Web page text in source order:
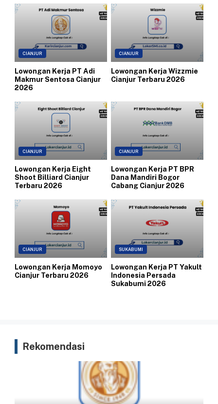
CIANJUR
Lowongan Kerja PT Adi
Makmur Sentosa Cianjur
2026
CIANJUR
Lowongan Kerja Wizzmie
Cianjur Terbaru 2026
CIANJUR
Lowongan Kerja Eight
Shoot Billiard Cianjur
Terbaru 2026
CIANJUR
Lowongan Kerja PT BPR
Dana Mandiri Bogor
Cabang Cianjur 2026
CIANJUR
Lowongan Kerja Momoyo
Cianjur Terbaru 2026
SUKABUMI
Lowongan Kerja PT Yakult
Indonesia Persada
Sukabumi 2026
Rekomendasi